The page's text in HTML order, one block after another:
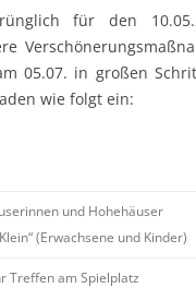
für den
05.07. in großen
wie folgt ein:
und Hohehäuser
(Erwachsene und Kinder)
Treffen am Spielplatz